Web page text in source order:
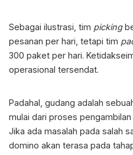
Sebagai ilustrasi, tim picking
pesanan per hari, tetapi tim
300 paket per hari.
operasional tersendat.
Padahal, gudang adalah
mulai dari proses
Jika ada masalah pada salah
domino akan terasa pada